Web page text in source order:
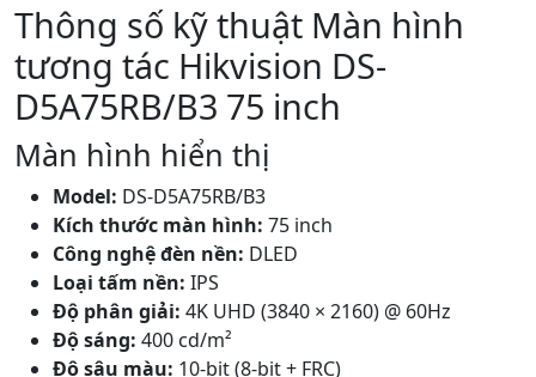
Thông số kỹ thuật Màn hình
tương tác Hikvision DS-
D5A75RB/B3 75 inch
Màn hình hiển thị
Model: DS-D5A75RB/B3
Kích thước màn hình: 75 inch
Công nghệ đèn nền: DLED
Loại tấm nền: IPS
Độ phân giải: 4K UHD (3840 × 2160) @ 60Hz
Độ sáng: 400 cd/m²
Độ sâu màu: 10-bit (8-bit + FRC)